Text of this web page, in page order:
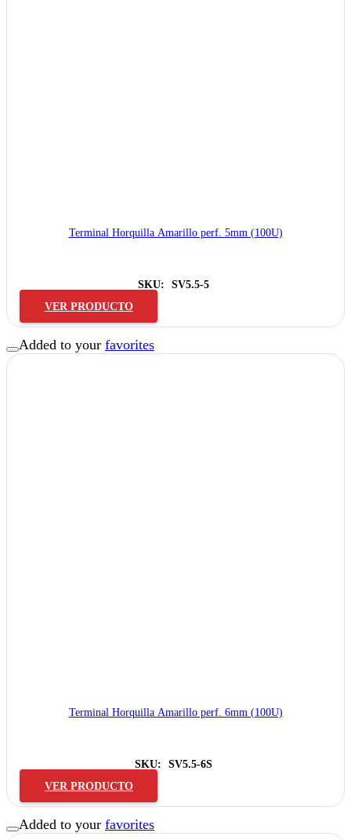
Terminal Horquilla Amarillo perf. 5mm (100U)
SKU:
SV5.5-5
VER PRODUCTO
Added to your favorites
Terminal Horquilla Amarillo perf. 6mm (100U)
SKU:
SV5.5-6S
VER PRODUCTO
Added to your favorites